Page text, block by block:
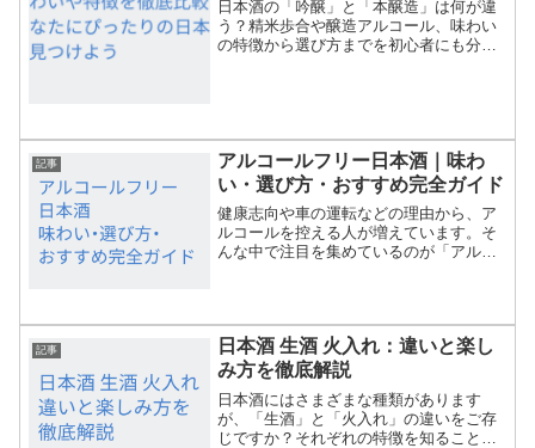
日本酒の「吟醸」と「本醸造」は何が違
う？精米歩合や醸造アルコール、味わい
の特徴から選び方までを初心者にも分か
記事
アルコールフリー日本酒｜味わ
い・選び方・おすすめ完全ガイド
健康志向や車の運転などの理由から、ア
ルコールを控える人が増えています。そ
んな中で注目を集めているのが「アルコ
物です。本記事では、アル...
記事
日本酒 生酒 火入れ：違いと楽し
み方を徹底解説
日本酒にはさまざまな種類があります
が、「生酒」と「火入れ」の違いをご存
じですか？それぞれの特徴を知ること